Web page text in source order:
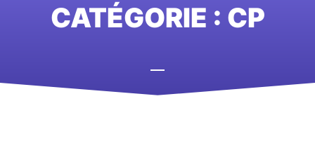
CATÉGORIE : CP